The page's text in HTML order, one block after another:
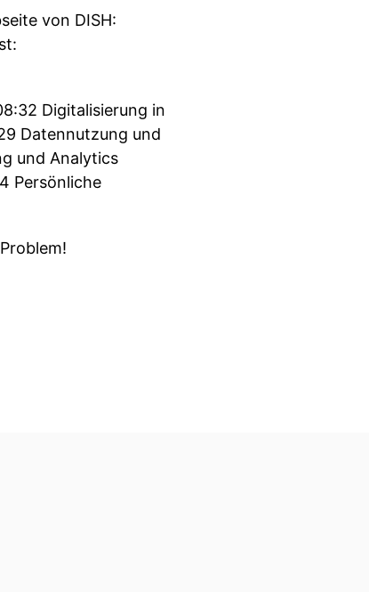
von DISH:
Digitalisierung in
Datennutzung und
und Analytics
Persönliche